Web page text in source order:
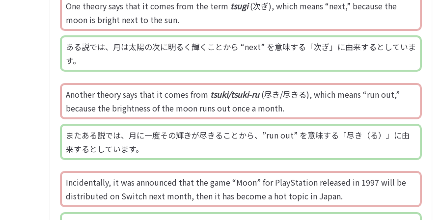
One theory says that it comes from the term tsugi(次ぎ), which means “next,” because the
moon is bright next to the sun.
ある説では、月は太陽の次に明るく輝くことから “next” を意味する「次ぎ」に由来するとしていま
す。
Another theory says that it comes from tsuki/tsuki-ru(尽き/尽きる), which means “run out,”
because the brightness of the moon runs out once a month.
またある説では、月に一度その輝きが尽きることから、”run out” を意味する「尽き（る）」に由
来するとしています。
Incidentally, it was announced that the game “Moon” for PlayStation released in 1997 will be
distributed on Switch next month, then it has become a hot topic in Japan.